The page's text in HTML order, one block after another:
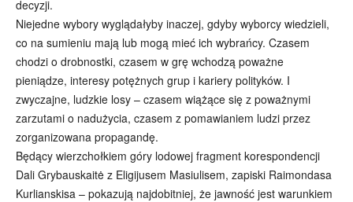
decyzji.
Niejedne wybory wyglądałyby inaczej, gdyby wyborcy wiedzieli,
co na sumieniu mają lub mogą mieć ich wybrańcy. Czasem
chodzi o drobnostki, czasem w grę wchodzą poważne
pieniądze, interesy potężnych grup i kariery polityków. I
zwyczajne, ludzkie losy – czasem wiążące się z poważnymi
zarzutami o nadużycia, czasem z pomawianiem ludzi przez
zorganizowana propagandę.
Będący wierzchołkiem góry lodowej fragment korespondencji
Dali Grybauskaitė z Eligijusem Masiulisem, zapiski Raimondasa
Kurlianskisa – pokazują najdobitniej, że jawność jest warunkiem